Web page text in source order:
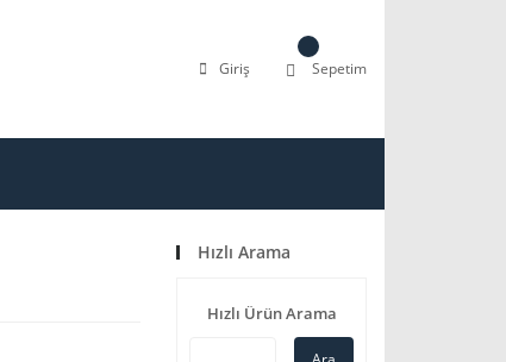
Giriş Sepetim
Hızlı Arama
Hızlı Ürün Arama